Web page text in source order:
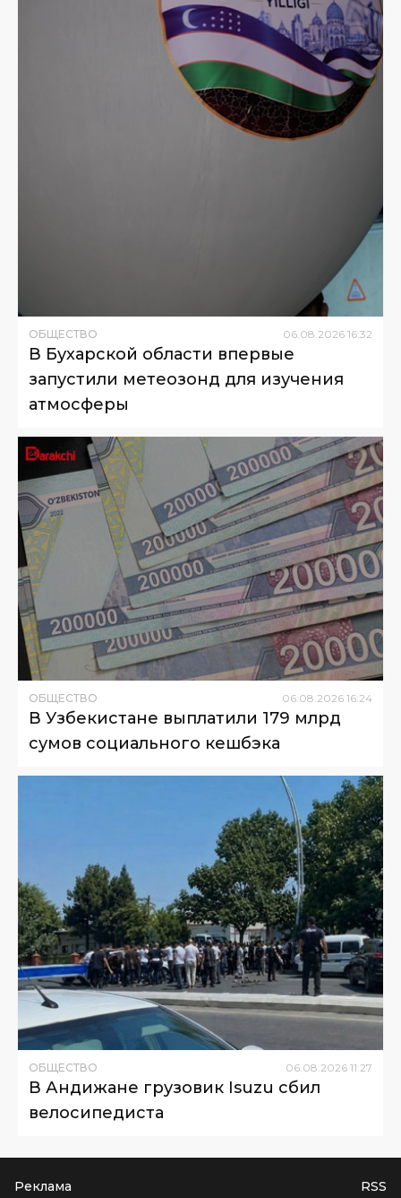
ОБЩЕСТВО 06 08 2026 16:32
В Бухарской области впервые
запустили метеозонд для изучения
атмосферы
ОБЩЕСТВО 06.08.2026 16:24
В Узбекистане выплатили 179 млрд
сумов социального кешбэка
ОБЩЕСТВО 06.08.2026 11:27
В Андижане грузовик Isuzu сбил
велосипедиста
Реклама RSS